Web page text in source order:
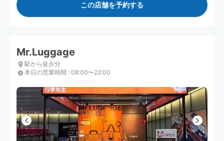
この店舗を予約する
Mr.Luggage
駅から徒歩分
本日の営業時間 : 08:00〜22:00